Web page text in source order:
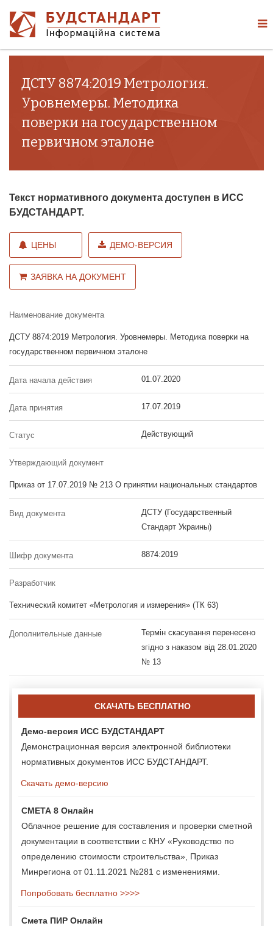
ДСТУ 8874:2019 Метрология.
Уровнемеры. Методика
поверки на государственном
первичном эталоне
Текст нормативного документа доступен в ИСС
БУДСТАНДАРТ.
ЦЕНЫ ДЕМО-ВЕРСИЯ
ЗАЯВКА НА ДОКУМЕНТ
Наименование документа
ДСТУ 8874:2019 Метрология. Уровнемеры. Методика поверки на
государственном первичном эталоне
Дата начала действия 01.07.2020
Дата принятия 17.07.2019
Статус Действующий
Утверждающий документ
Приказ от 17.07.2019 № 213 О принятии национальных стандартов
Вид документа
ДСТУ (Государственный
Стандарт Украины)
Шифр документа 8874:2019
Разработчик
Технический комитет «Метрология и измерения» (ТК 63)
Дополнительные данные
Термін скасування перенесено
згідно з наказом від 28.01.2020
№ 13
СКАЧАТЬ БЕСПЛАТНО
Демо-версия ИСС БУДСТАНДАРТ
Демонстрационная версия электронной библиотеки
нормативных документов ИСС БУДСТАНДАРТ.
Скачать демо-версию
СМЕТА 8 Онлайн
Облачное решение для составления и проверки сметной
документации в соответствии с КНУ «Руководство по
определению стоимости строительства», Приказ
Минрегиона от 01.11.2021 №281 с изменениями.
Попробовать бесплатно >>>>
Смета ПИР Онлайн